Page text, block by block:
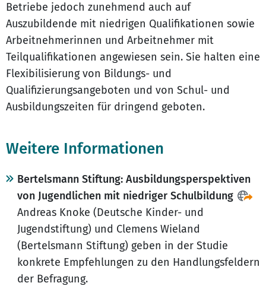
Betriebe jedoch zunehmend auch auf
Auszubildende mit niedrigen Qualifikationen sowie
Arbeitnehmerinnen und Arbeitnehmer mit
Teilqualifikationen angewiesen sein. Sie halten eine
Flexibilisierung von Bildungs- und
Qualifizierungsangeboten und von Schul- und
Ausbildungszeiten für dringend geboten.
Weitere Informationen
Bertelsmann Stiftung: Ausbildungsperspektiven
von Jugendlichen mit niedriger Schulbildung
Andreas Knoke (Deutsche Kinder- und
Jugendstiftung) und Clemens Wieland
(Bertelsmann Stiftung) geben in der Studie
konkrete Empfehlungen zu den Handlungsfeldern
der Befragung.